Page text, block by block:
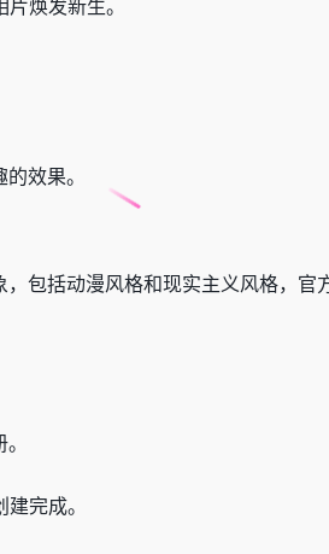
焕发新生。
效果。
包括动漫风格和现实主义风格，官
完成。